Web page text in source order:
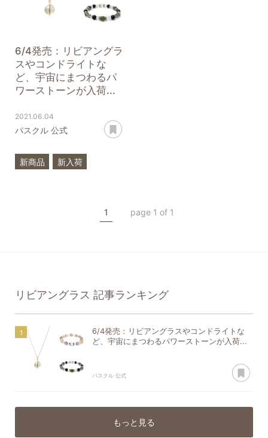
6/4発売：リビアングラ
スやコンドライトな
ど、宇宙にまつわるパ
ワーストーンが入荷...
2021.06.04
パスクル 公式
新商品
新入荷
1 page 1 of 1
リビアングラス 記事ランキング
6/4発売：リビアングラスやコンドライトな
ど、宇宙にまつわるパワーストーンが入荷...
パスクル 公式
もっと見る